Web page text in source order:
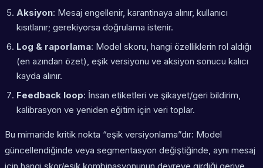
Aksiyon: Mesaj engellenir, karantinaya alınır, kullanıcı
kısıtlanır; gerekiyorsa doğrulama istenir.
Log & raporlama: Model skoru, hangi özelliklerin rol aldığı
(en azından özet), eşik versiyonu ve aksiyon sonucu kalıcı
kayda alınır.
Feedback loop: İnsan etiketleri ve şikayet/geri bildirim,
kalibrasyon ve yeniden eğitim için veri toplar.
Bu mimaride kritik nokta “eşik versiyonlama”dır: Model
güncellendiğinde veya segmentasyon değiştiğinde, aynı mesaj